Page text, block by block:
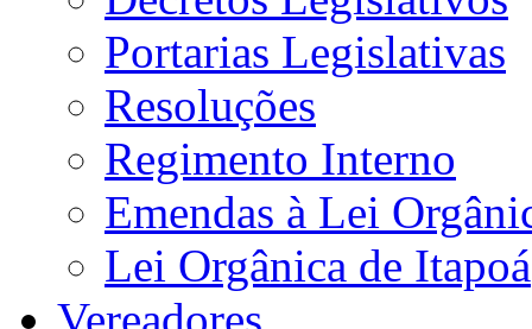
Portarias Legislativas
Resoluções
Regimento Interno
Emendas à Lei
Lei Orgânica de Itapoá